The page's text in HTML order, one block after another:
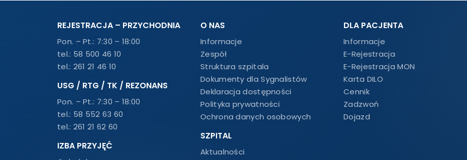
REJESTRACJA – PRZYCHODNIA
Pon. – Pt.: 7:30 – 18:00
tel.: 58 500 46 10
tel.: 261 21 46 10
USG / RTG / TK / REZONANS
Pon. – Pt.: 7:30 – 18:00
tel.: 58 552 63 60
tel.: 261 21 62 60
IZBA PRZYJĘĆ
O NAS
Informacje
Zespół
Struktura szpitala
Dokumenty dla Sygnalistów
Deklaracja dostępności
Polityka prywatności
Ochrona danych osobowych
SZPITAL
Aktualności
DLA PACJENTA
Informacje
E-Rejestracja
E-Rejestracja MON
Karta DILO
Cennik
Zadzwoń
Dojazd